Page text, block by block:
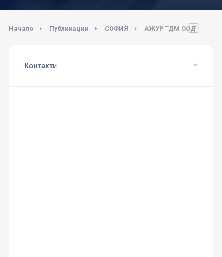
Начало Публикации СОФИЯ АЖУР ТДМ ООД
Контакти